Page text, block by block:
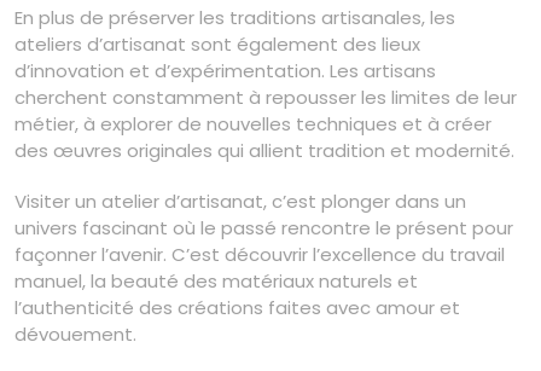
En plus de préserver les traditions artisanales, les
ateliers d’artisanat sont également des lieux
d’innovation et d’expérimentation. Les artisans
cherchent constamment à repousser les limites de leur
métier, à explorer de nouvelles techniques et à créer
des œuvres originales qui allient tradition et modernité.
Visiter un atelier d’artisanat, c’est plonger dans un
univers fascinant où le passé rencontre le présent pour
façonner l’avenir. C’est découvrir l’excellence du travail
manuel, la beauté des matériaux naturels et
l’authenticité des créations faites avec amour et
dévouement.